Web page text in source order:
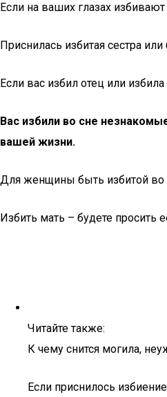
Если на ваших глазах
Приснилась избитая сестра
Если вас избил отец или
Вас избили во сне
вашей жизни.
Для женщины быть избитой во
Избить мать – будете просить
Читайте также:
К чему снится могила,
Если приснилось